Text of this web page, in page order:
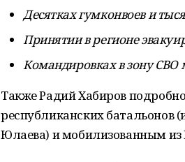
Десятках гумконвоев и
Принятии в регионе
Командировках в зону СВО
Также Радий Хабиров
республиканских батальонов
Юлаева) и мобилизованным